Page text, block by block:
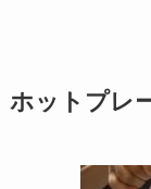
ホットプレ